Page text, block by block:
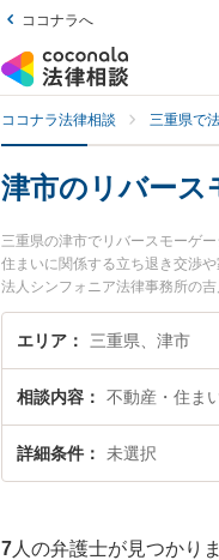
ココナラへ
ココナラ法律相談 三重県で
津市のリバース
三重県の津市でリバースモーゲ
住まいに関係する立ち退き交渉
法人シンフォニア法律事務所の
発生したリバースモーゲージト
相談無料でリバースモーゲージ
エリア 三重県、津市
相談内容 不動産・住ま
詳細条件 未選択
7 人の弁護士が見つかり